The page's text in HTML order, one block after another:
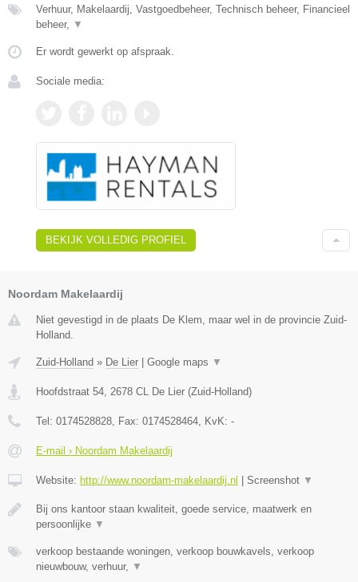
Verhuur, Makelaardij, Vastgoedbeheer, Technisch beheer, Financieel
beheer, ▼
Er wordt gewerkt op afspraak.
Sociale media:
BEKIJK VOLLEDIG PROFIEL
Noordam Makelaardij
Niet gevestigd in de plaats De Klem, maar wel in de provincie Zuid-
Holland.
Zuid-Holland » De Lier Google maps ▼
Hoofdstraat 54, 2678 CL De Lier (Zuid-Holland)
Tel: 0174528828, Fax: 0174528464, KvK: -
E-mail › Noordam Makelaardij
Website: http://www.noordam-makelaardij.nl Screenshot ▼
Bij ons kantoor staan kwaliteit, goede service, maatwerk en
persoonlijke ▼
verkoop bestaande woningen, verkoop bouwkavels, verkoop
nieuwbouw, verhuur, ▼